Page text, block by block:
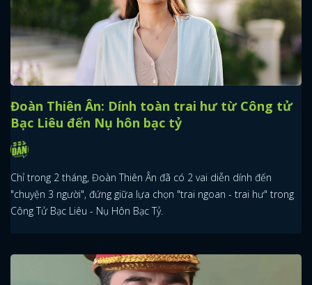
Đoàn Thiên Ân: Dính toàn trai hư từ Công tử
Bạc Liêu đến Nụ hôn bạc tỷ
Chỉ trong 2 tháng, Đoàn Thiên Ân đã có 2 vai diễn dính đến
"chuyện 3 người", đứng giữa lựa chọn "trai ngoan - trai hư" trong
Công Tử Bạc Liêu - Nụ Hôn Bạc Tỷ.